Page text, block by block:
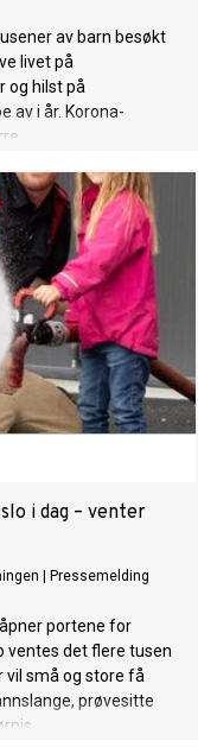
av barn besøkt
livet på
og hilst på
av i år. Korona-
i dag – venter
Pressemelding
portene for
ventes det flere tusen
vil små og store få
prøvesitte